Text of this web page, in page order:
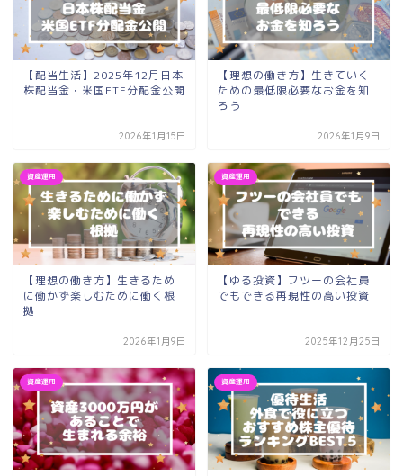
【配当生活】2025年12月日本
株配当金・米国ETF分配金公開
2026年1月15日
【理想の働き方】生きていく
ための最低限必要なお金を知
ろう
2026年1月9日
資産運用
【理想の働き方】生きるため
に働かず楽しむために働く根
拠
2026年1月9日
資産運用
【ゆる投資】フツーの会社員
でもできる再現性の高い投資
2025年12月25日
資産運用 資産運用